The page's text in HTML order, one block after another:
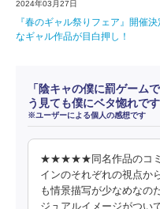
2024年03月27日
『春のギャル祭りフェア』開催
なギャル作品が目白押し！
「陰キャの僕に罰ゲーム
う見ても僕にベタ惚れで
※ユーザーによる個人の感想です
★★★★★同名作品のコミ
インのそれぞれの視点か
も情景描写が少なめなの
ジュアルイメージがつい